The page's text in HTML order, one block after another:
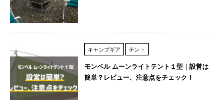
キャンプギア テント
モンベル ムーンライトテント１型｜設営は
簡単？レビュー、注意点をチェック！